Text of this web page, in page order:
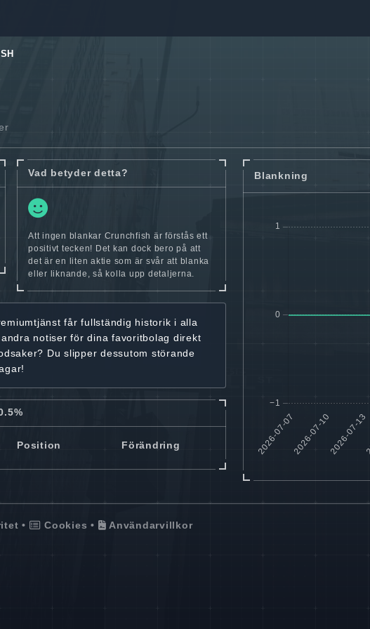
Vad betyder detta?
Att ingen blankar Crunchfish är förstås ett
positivt tecken! Det kan dock bero på att
det är en liten aktie som är svår att blanka
eller liknande, så kolla upp detaljerna.
fårfullständig historik i alla
notiser för dina favoritbolag direkt
Du slipper dessutom störande
Position Förändring
Blankning
• Cookies • Användarvillkor